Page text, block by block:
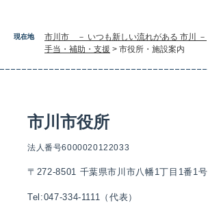
現在地 市川市 － いつも新しい流れがある 市川 －
手当・補助・支援 > 市役所・施設案内
市川市役所
法人番号6000020122033
〒272-8501 千葉県市川市八幡1丁目1番1号
Tel:047-334-1111（代表）